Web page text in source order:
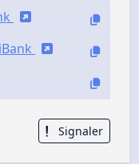
Signaler